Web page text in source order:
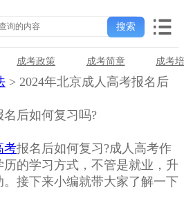
成考政策 成考简章 成考
> 2024年北京成人高考报名后
名后如何复习吗?
考报名后如何复习?成人高考作
的学习方式，不管是就业，升
接下来小编就带大家了解一下